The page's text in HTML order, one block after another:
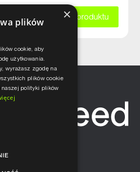
o kartę katalogową produktu
×
plików
cookie, aby
użytkowania.
wyrażasz zgodę na
plików cookie
polityki plików